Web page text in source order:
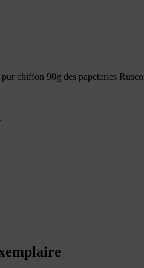
chiffon 90g des papeteries